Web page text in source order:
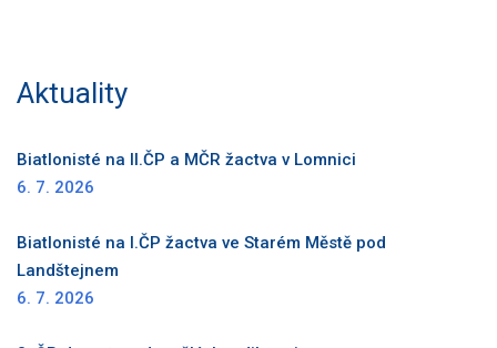
Aktuality
Biatlonisté na II.ČP a MČR žactva v Lomnici
6. 7. 2026
Biatlonisté na I.ČP žactva ve Starém Městě pod
Landštejnem
6. 7. 2026